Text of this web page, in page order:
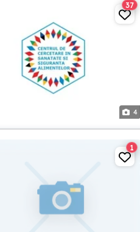
4
37
1